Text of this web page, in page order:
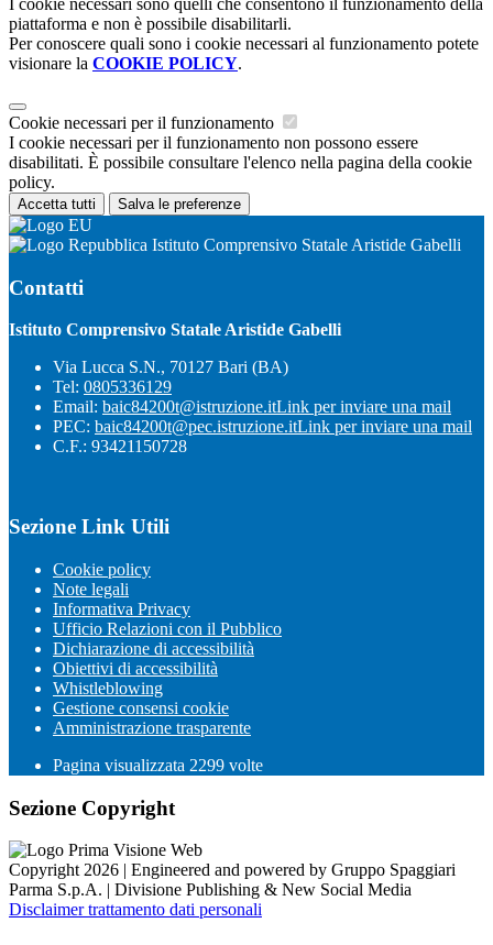
I cookie necessari sono quelli che consentono il funzionamento della
piattaforma e non è possibile disabilitarli.
Per conoscere quali sono i cookie necessari al funzionamento potete
visionare la COOKIE POLICY.
Cookie necessari per il funzionamento
I cookie necessari per il funzionamento non possono essere
disabilitati. È possibile consultare l'elenco nella pagina della cookie
policy.
Accetta tutti Salva le preferenze
Istituto Comprensivo Statale Aristide Gabelli
Contatti
Istituto Comprensivo Statale Aristide Gabelli
Via Lucca S.N., 70127 Bari (BA)
Tel: 0805336129
Email: baic84200t@istruzione.itLink per inviare una mail
PEC: baic84200t@pec.istruzione.itLink per inviare una mail
C.F.: 93421150728
Sezione Link Utili
Cookie policy
Note legali
Informativa Privacy
Ufficio Relazioni con il Pubblico
Dichiarazione di accessibilità
Obiettivi di accessibilità
Whistleblowing
Gestione consensi cookie
Amministrazione trasparente
Pagina visualizzata 2299 volte
Sezione Copyright
Copyright 2026 | Engineered and powered by Gruppo Spaggiari
Parma S.p.A. | Divisione Publishing & New Social Media
Disclaimer trattamento dati personali